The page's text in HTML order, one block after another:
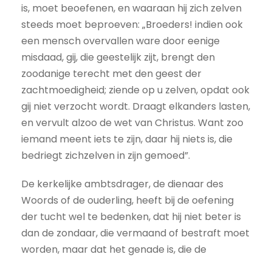
is, moet beoefenen, en waaraan hij zich zelven
steeds moet beproeven: „Broeders! indien ook
een mensch overvallen ware door eenige
misdaad, gij, die geestelijk zijt, brengt den
zoodanige terecht met den geest der
zachtmoedigheid; ziende op u zelven, opdat ook
gij niet verzocht wordt. Draagt elkanders lasten,
en vervult alzoo de wet van Christus. Want zoo
iemand meent iets te zijn, daar hij niets is, die
bedriegt zichzelven in zijn gemoed”.
De kerkelijke ambtsdrager, de dienaar des
Woords of de ouderling, heeft bij de oefening
der tucht wel te bedenken, dat hij niet beter is
dan de zondaar, die vermaand of bestraft moet
worden, maar dat het genade is, die de